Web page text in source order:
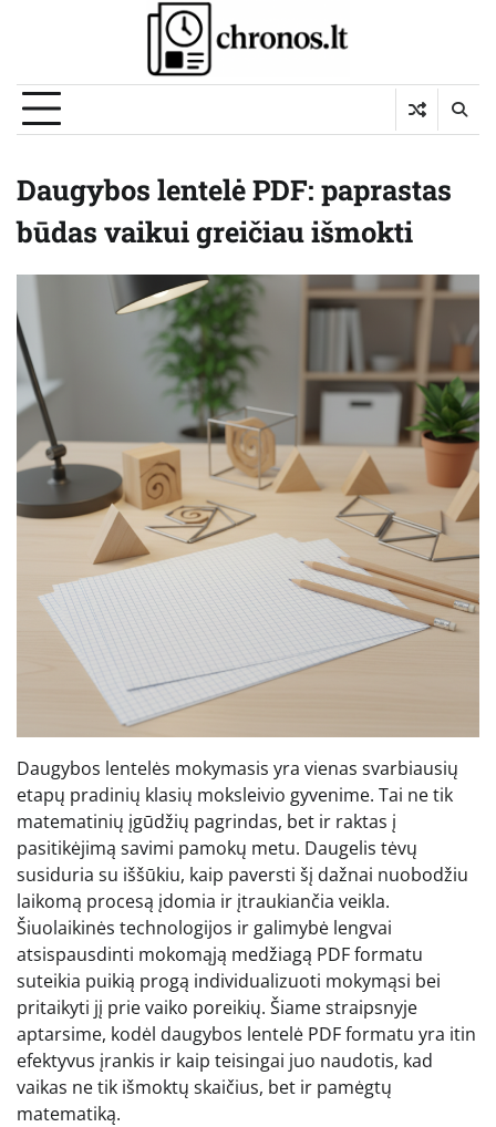
Daugybos lentelė PDF: paprastas
būdas vaikui greičiau išmokti
Daugybos lentelės mokymasis yra vienas svarbiausių
etapų pradinių klasių moksleivio gyvenime. Tai ne tik
matematinių įgūdžių pagrindas, bet ir raktas į
pasitikėjimą savimi pamokų metu. Daugelis tėvų
susiduria su iššūkiu, kaip paversti šį dažnai nuobodžiu
laikomą procesą įdomia ir įtraukiančia veikla.
Šiuolaikinės technologijos ir galimybė lengvai
atsispausdinti mokomąją medžiagą PDF formatu
suteikia puikią progą individualizuoti mokymąsi bei
pritaikyti jį prie vaiko poreikių. Šiame straipsnyje
aptarsime, kodėl daugybos lentelė PDF formatu yra itin
efektyvus įrankis ir kaip teisingai juo naudotis, kad
vaikas ne tik išmoktų skaičius, bet ir pamėgtų
matematiką.